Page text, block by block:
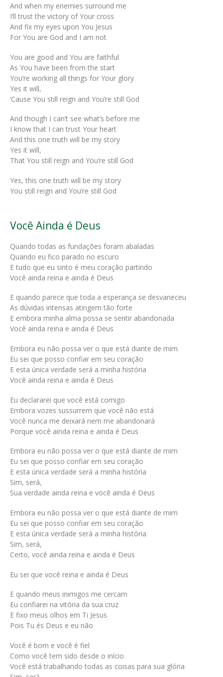
And when my enemies surround me
I’ll trust the victory of Your cross
And fix my eyes upon You Jesus
For You are God and I am not
You are good and You are faithful
As You have been from the start
You’re working all things for Your glory
Yes it will,
‘Cause You still reign and You’re still God
And though I can’t see what’s before me
I know that I can trust Your heart
And this one truth will be my story
Yes it will,
That You still reign and You’re still God
Yes, this one truth will be my story
You still reign and You’re still God
Você Ainda é Deus
Quando todas as fundações foram abaladas
Quando eu fico parado no escuro
E tudo que eu sinto é meu coração partindo
Você ainda reina e ainda é Deus
E quando parece que toda a esperança se desvaneceu
As dúvidas intensas atingem tão forte
E embora minha alma possa se sentir abandonada
Você ainda reina e ainda é Deus
Embora eu não possa ver o que está diante de mim
Eu sei que posso confiar em seu coração
E esta única verdade será a minha história
Você ainda reina e ainda é Deus
Eu declararei que você está comigo
Embora vozes sussurrem que você não está
Você nunca me deixará nem me abandonará
Porque você ainda reina e ainda é Deus
Embora eu não possa ver o que está diante de mim
Eu sei que posso confiar em seu coração
E esta única verdade será a minha história
Sim, será,
Sua verdade ainda reina e você ainda é Deus
Embora eu não possa ver o que está diante de mim
Eu sei que posso confiar em seu coração
E esta única verdade será a minha história
Sim, será,
Certo, você ainda reina e ainda é Deus
Eu sei que você reina e ainda é Deus
E quando meus inimigos me cercam
Eu confiarei na vitória da sua cruz
E fixo meus olhos em Ti Jesus
Pois Tu és Deus e eu não
Você é bom e você é fiel
Como você tem sido desde o início
Você está trabalhando todas as coisas para sua glória